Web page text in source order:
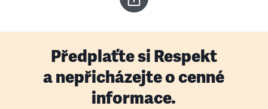
Předplaťte si Respekt
a nepřicházejte o cenné
informace.